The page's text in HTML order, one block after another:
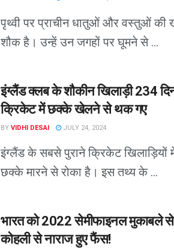
पृथ्वी पर प्राचीन धातुओं और वस्तुओं की
शौक है। उन्हें उन जगहों पर घूमने से ...
इंग्लैंड क्लब के शौकीन खिलाड़ी 234
क्रिकेट में छक्के खेलने से थक गए
BY VIDHI DESAI JULY 24, 2024
इंग्लैंड के सबसे पुराने क्रिकेट खिलाड़ियों
छक्के मारने से रोका है। इस तथ्य के ...
भारत को 2022 सेमीफाइनल मुकाबले से
कोहली से नाराज हुए फैंस!